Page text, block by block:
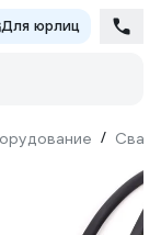
Для юрлиц
/